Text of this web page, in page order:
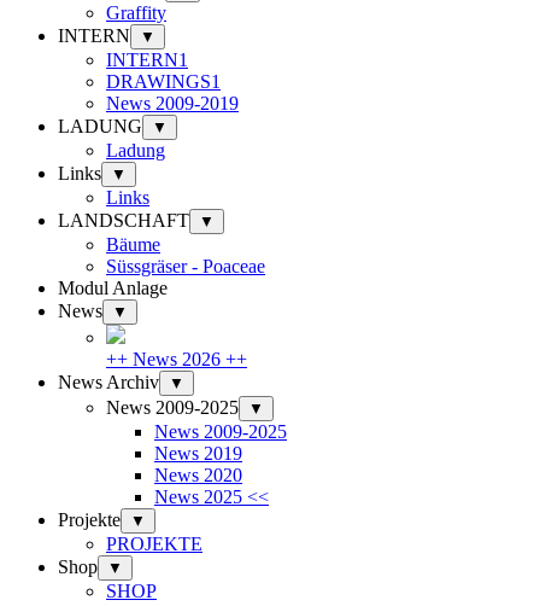
Graffity
INTERN
▼
INTERN1
DRAWINGS1
News 2009-2019
LADUNG
▼
Ladung
Links
▼
Links
LANDSCHAFT
▼
Bäume
Süssgräser - Poaceae
Modul Anlage
News
▼
++ News 2026 ++
News Archiv
▼
News 2009-2025 ▼
News 2009-2025
News 2019
News 2020
News 2025 <<
Projekte
▼
PROJEKTE
Shop
▼
SHOP